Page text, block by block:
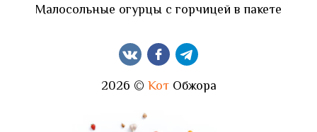
Малосольные огурцы с горчицей в пакете
2026 © КотОбжора